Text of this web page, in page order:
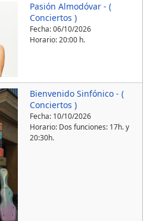
Pasión Almodóvar - (
Conciertos )
Fecha:06/10/2026
Horario: 20:00 h.
Bienvenido Sinfónico - (
Conciertos )
Fecha: 10/10/2026
Horario: Dos funciones: 17h. y
20:30h.